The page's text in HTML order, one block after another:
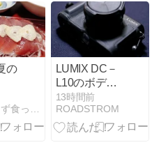
の
「とりあえず食ったもんＵｐ〜！！」
LUMIX DC－
L10のボディ
ケース届く
13時間前
ROADSTROM